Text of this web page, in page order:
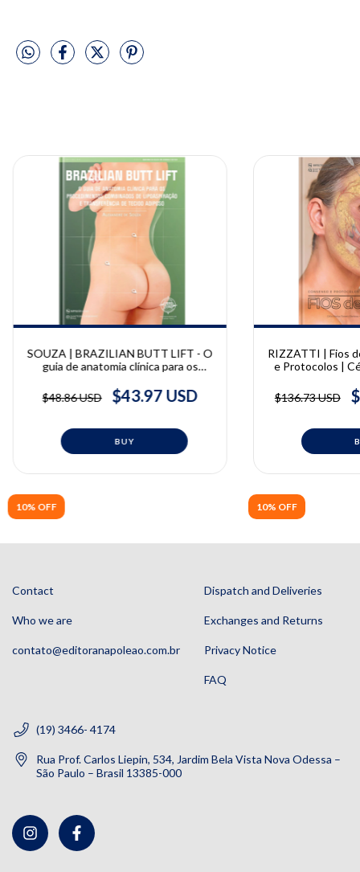
10% OFF
SOUZA | BRAZILIAN BUTT LIFT - O
guia de anatomia clínica para os
lipoaspiração e transferência de
tecido adiposo | Alex de Souza
$48.86 USD $43.97 USD
10% OFF
RIZZATTI | Fios
e Protocolos |
$136.73 USD
Contact
Who we are
contato@editoranapoleao.com.br
Dispatch and Deliveries
Exchanges and Returns
Privacy Notice
FAQ
(19) 3466- 4174
Rua Prof. Carlos Liepin, 534, Jardim Bela Vista Nova Odessa –
São Paulo – Brasil 13385-000